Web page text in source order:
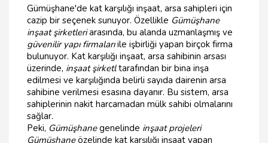
Gümüşhane'de kat karşılığı inşaat, arsa sahipleri için
cazip bir seçenek sunuyor. Özellikle Gümüşhane
inşaat şirketleriarasında, bu alanda uzmanlaşmış ve
güvenilir yapı firmalarıile işbirliği yapan birçok firma
bulunuyor. Kat karşılığı inşaat, arsa sahibinin arsası
üzerinde, inşaat şirketltarafından bir bina inşa
edilmesi ve karşılığında belirli sayıda dairenin arsa
sahibine verilmesi esasına dayanır. Bu sistem, arsa
sahiplerinin nakit harcamadan mülk sahibi olmalarını
sağlar.
Peki, Gümüşhanegenelinde inşaat projeleri
Gümüşhaneözelinde kat karşılığı inşaat yapan